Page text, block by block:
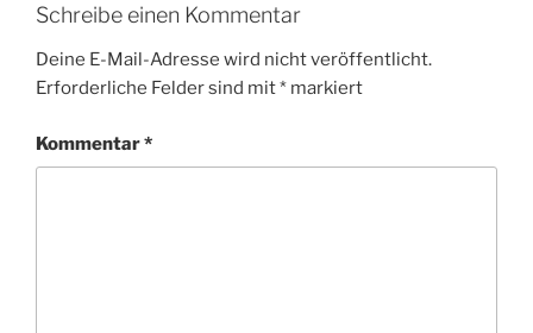
Schreibe einen Kommentar
Deine E-Mail-Adresse wird nicht veröffentlicht.
Erforderliche Felder sind mit* markiert
Kommentar*